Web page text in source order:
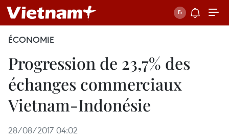
ÉCONOMIE
Progression de 23,7% des
échanges commerciaux
Vietnam-Indonésie
28/08/2017 04:02